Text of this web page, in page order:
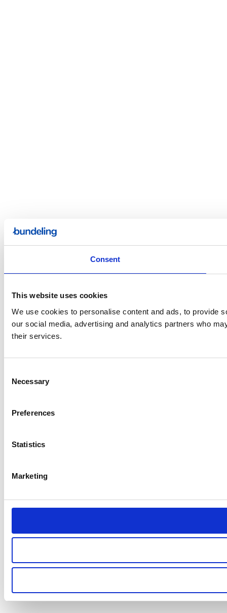
Consent
This website uses cookies
We use cookies to personalise content and ads, to provide
our social media, advertising and analytics partners who
their services.
Selection
Necessary
Preferences
Statistics
Marketing